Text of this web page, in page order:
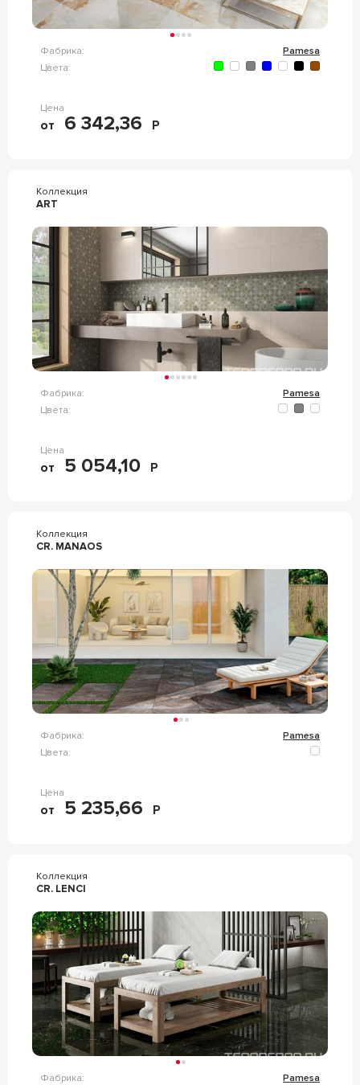
Фабрика:
Pamesa
Цвета:
Цена
от 6 342,36 Р
Коллекция
ART
Фабрика:
Pamesa
Цвета:
Цена
от 5 054,10 Р
Коллекция
CR. MANAOS
Фабрика:
Pamesa
Цвета:
Цена
от 5 235,66 Р
Коллекция
CR. LENCI
Фабрика:
Pamesa